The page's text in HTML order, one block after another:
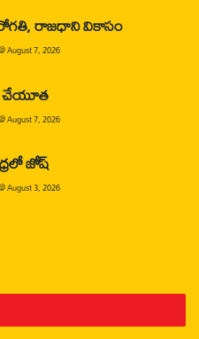
రాజధాని వికాసం
@August 7, 2026
చేయూత
@August 7, 2026
జోష్
@August 3, 2026